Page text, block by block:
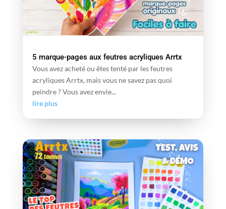
5 marque-pages aux feutres acryliques Arrtx
Vous avez acheté ou êtes tenté par les feutres
acryliques Arrtx, mais vous ne savez pas quoi
peindre ? Vous avez envie...
lire plus